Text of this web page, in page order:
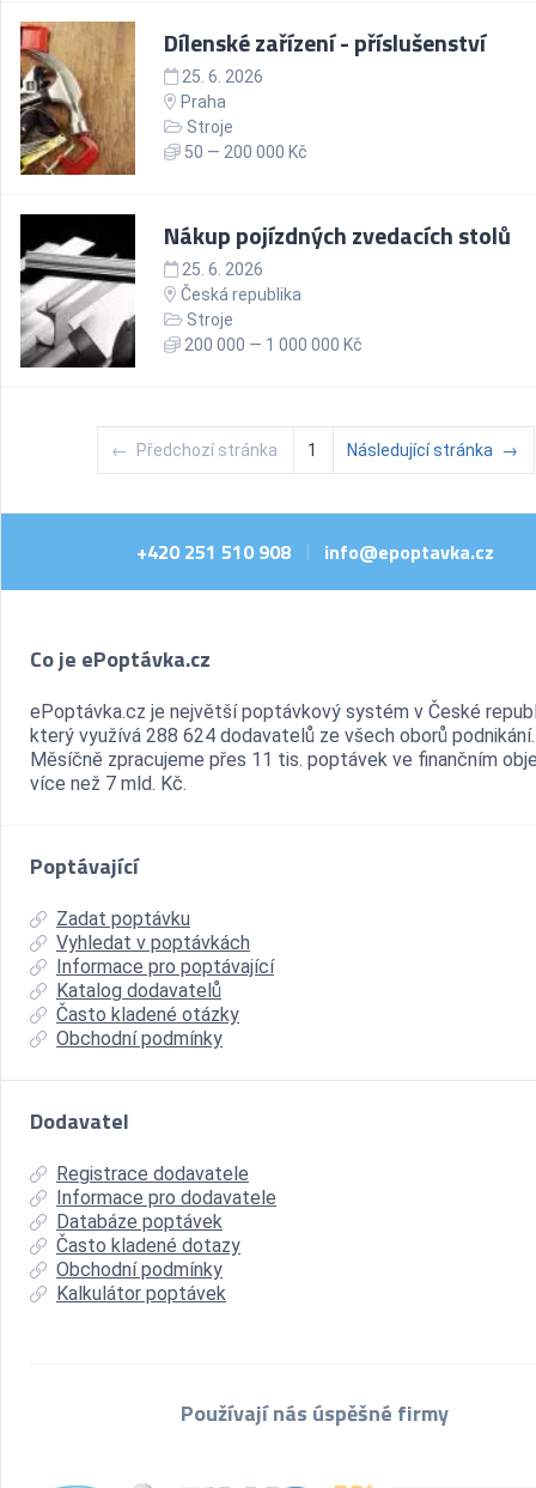
Dílenské zařízení - příslušenství
25. 6. 2026
Praha
Stroje
50 — 200 000 Kč
Nákup pojízdných zvedacích stolů
25. 6. 2026
Česká republika
Stroje
200 000 — 1 000 000 Kč
← Předchozí stránka 1 Následující stránka →
+420 251 510 908 | info@epoptavka.cz
Co je ePoptávka.cz
ePoptávka.cz je největší poptávkový systém v České
který využívá 288 624 dodavatelů ze všech oborů podnikání.
Měsíčně zpracujeme přes 11 tis. poptávek ve finančním
více než 7 mld. Kč.
Poptávající
Zadat poptávku
Vyhledat v poptávkách
Informace pro poptávající
Katalog dodavatelů
Často kladené otázky
Obchodní podmínky
Dodavatel
Registrace dodavatele
Informace pro dodavatele
Databáze poptávek
Často kladené dotazy
Obchodní podmínky
Kalkulátor poptávek
Používají nás úspěšné firmy